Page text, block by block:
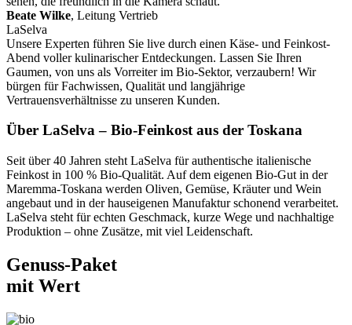
Beate Wilke, Leitung Vertrieb
LaSelva
Unsere Experten führen Sie live durch einen Käse- und Feinkost-
Abend voller kulinarischer Entdeckungen. Lassen Sie Ihren
Gaumen, von uns als Vorreiter im Bio-Sektor, verzaubern! Wir
bürgen für Fachwissen, Qualität und langjährige
Vertrauensverhältnisse zu unseren Kunden.
Über LaSelva – Bio-Feinkost aus der Toskana
Seit über 40 Jahren steht LaSelva für authentische italienische
Feinkost in 100 % Bio-Qualität. Auf dem eigenen Bio-Gut in der
Maremma-Toskana werden Oliven, Gemüse, Kräuter und Wein
angebaut und in der hauseigenen Manufaktur schonend verarbeitet.
LaSelva steht für echten Geschmack, kurze Wege und nachhaltige
Produktion – ohne Zusätze, mit viel Leidenschaft.
Genuss-Paket
mit Wert